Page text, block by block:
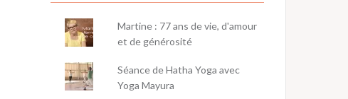
Martine : 77 ans de vie, d'amour
et de générosité
Séance de Hatha Yoga avec
Yoga Mayura